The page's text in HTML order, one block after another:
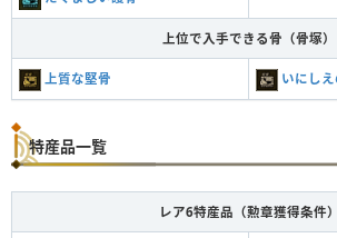
上位で入手できる骨（骨塚）
上質な堅骨 いにし
特産品一覧
レア6特産品（勲章獲得条件）